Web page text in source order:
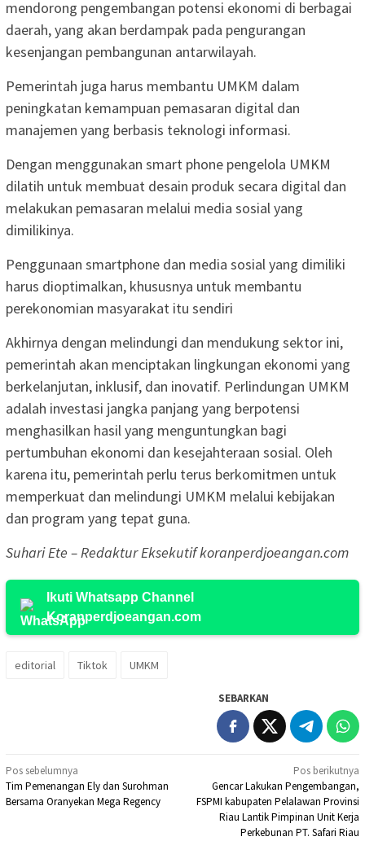
mendorong pengembangan potensi ekonomi di berbagai
daerah, yang akan berdampak pada pengurangan
kesenjangan pembangunan antarwilayah.
Pemerintah juga harus membantu UMKM dalam
peningkatan kemampuan pemasaran digital dan
manajemen yang berbasis teknologi informasi.
Dengan menggunakan smart phone pengelola UMKM
dilatih untuk membuat desain produk secara digital dan
melakukan pemasaran melalui media sosial yang
dimilikinya.
Penggunaan smartphone dan media sosial yang dimiliki
harus dioptimalkan, khususnya untuk membantu
perekonomian masyarakat itu sendiri
Akhirnya dengan melindungi dan mendukung sektor ini,
pemerintah akan menciptakan lingkungan ekonomi yang
berkelanjutan, inklusif, dan inovatif. Perlindungan UMKM
adalah investasi jangka panjang yang berpotensi
menghasilkan hasil yang menguntungkan bagi
pertumbuhan ekonomi dan kesejahteraan sosial. Oleh
karena itu, pemerintah perlu terus berkomitmen untuk
memperkuat dan melindungi UMKM melalui kebijakan
dan program yang tepat guna.
Suhari Ete – Redaktur Eksekutif koranperdjoeangan.com
Ikuti Whatsapp Channel
Koranperdjoeangan.com
editorial Tiktok UMKM
SEBARKAN
Navigasi
pos
Pos sebelumnya
Tim Pemenangan Ely dan Surohman
Bersama Oranyekan Mega Regency
Pos berikutnya
Gencar Lakukan Pengembangan,
FSPMI kabupaten Pelalawan Provinsi
Riau Lantik Pimpinan Unit Kerja
Perkebunan PT. Safari Riau